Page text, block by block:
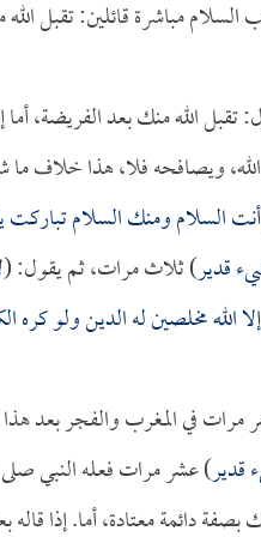
مباشرة قائلين: تقبل
الله منك بعد الفريضة،
ويصافحه فلا، هذا خلاف
أنت السلام ومنك السلام تباركت
قدير) ثلاث مرات، ثم يقول: (
الله مخلصين له الدين ولو
مرات في المغرب والفجر بعد
قدير) عشر مرات فعله النبي صلى
دائمة معتادة، أما. إذا